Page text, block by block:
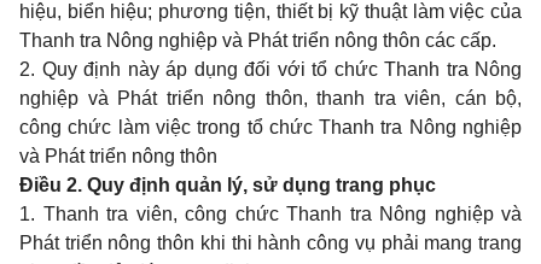
hiệu, biển hiệu; phương tiện, thiết bị kỹ thuật làm việc của
Thanh tra Nông nghiệp và Phát triển nông thôn các cấp.
2. Quy định này áp dụng đối với tổ chức Thanh tra Nông
nghiệp và Phát triển nông thôn, thanh tra viên, cán bộ,
công chức làm việc trong tổ chức Thanh tra Nông nghiệp
và Phát triển nông thôn
Điều 2. Quy định quản lý, sử dụng trang phục
1. Thanh tra viên, công chức Thanh tra Nông nghiệp và
Phát triển nông thôn khi thi hành công vụ phải mang trang